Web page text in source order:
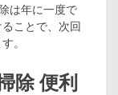
は年に一度で
ことで、次回
。
除 便利